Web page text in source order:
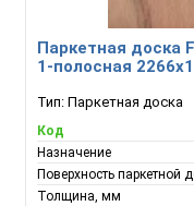
Паркетная доска
1-полосная
Тип: Паркетная доска
Код
Назначение
Поверхность паркетной
Толщина, мм